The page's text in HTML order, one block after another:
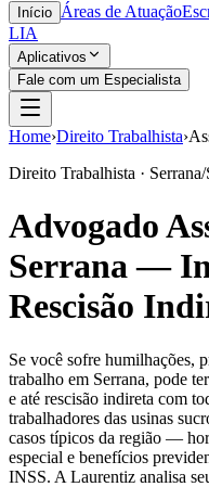
Início Áreas de Atuação
LIA
Aplicativos
Fale com um Especialista
Home›Direito Trabalhista›
Direito Trabalhista · Serrana/
Advogado
Serrana —
Rescisão
Se você sofre humilhações,
trabalho em Serrana, pode
e até rescisão indireta com
trabalhadores das usinas
casos típicos da região —
especial e benefícios
INSS. A Laurentiz analisa